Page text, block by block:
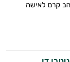
קרם לאישה